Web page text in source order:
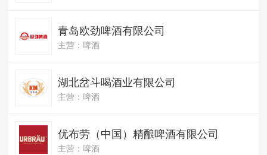
青岛欧劲啤酒有限公司
主营：啤酒
湖北岔斗喝酒业有限公司
主营：啤酒
优布劳（中国）精酿啤酒有限公司
主营：啤酒